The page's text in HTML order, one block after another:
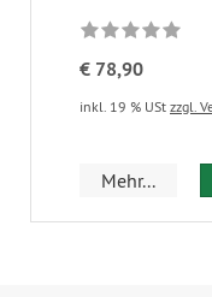
€ 78,90
inkl. 19 % USt zzgl.
Mehr...